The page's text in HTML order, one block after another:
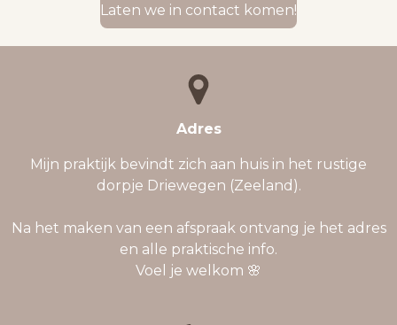
Laten we in contact komen!
Adres
Mijn praktijk bevindt zich aan huis in het rustige
dorpje Driewegen (Zeeland).
Na het maken van een afspraak ontvang je het adres
en alle praktische info.
Voel je welkom 🌸